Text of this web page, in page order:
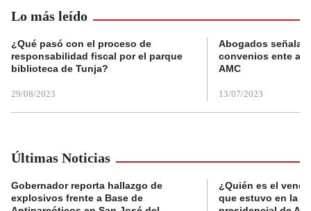
Lo más leído
¿Qué pasó con el proceso de
responsabilidad fiscal por el parque
biblioteca de Tunja?
29/08/2023
Abogados
convenios ente
AMC
13/07/2023
Últimas Noticias
Gobernador reporta hallazgo de
explosivos frente a Base de
¿Quién es el
que estuvo en la